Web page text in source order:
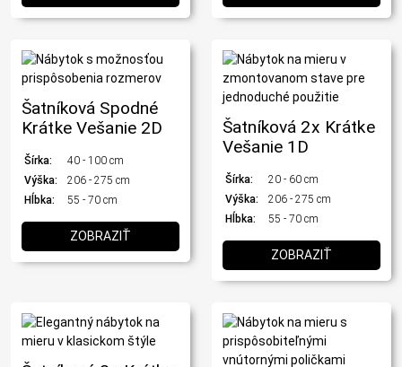
Šatníková Spodné
Krátke Vešanie 2D
Šírka:
40 - 100 cm
Výška:
206 - 275 cm
Hĺbka:
55 - 70 cm
ZOBRAZIŤ
Šatníková 2x Krátke
Vešanie 1D
Šírka:
20 - 60 cm
Výška:
206 - 275 cm
Hĺbka:
55 - 70 cm
ZOBRAZIŤ